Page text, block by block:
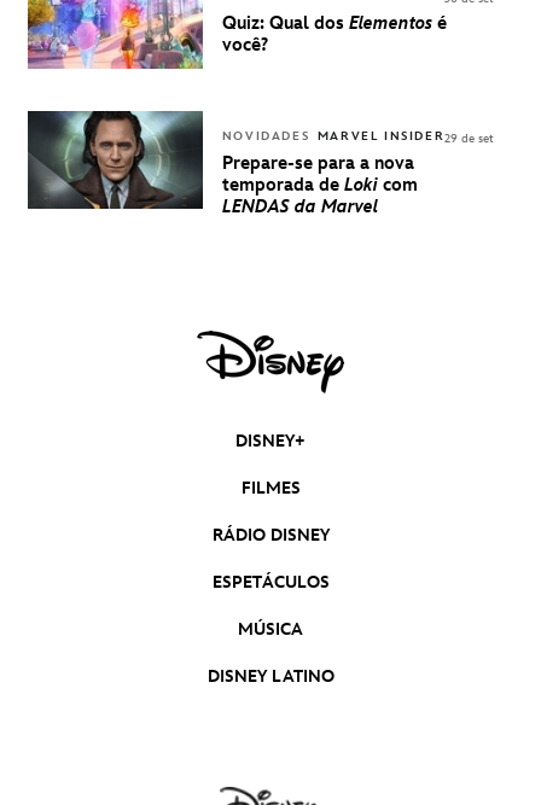
Quiz: Qual dos Elementos é
você?
NOVIDADES MARVEL INSIDER
Prepare-se para a nova
temporada de Loki com
LENDAS da Marvel
29 de set
DISNEY+
FILMES
RÁDIO DISNEY
ESPETÁCULOS
MÚSICA
DISNEY LATINO